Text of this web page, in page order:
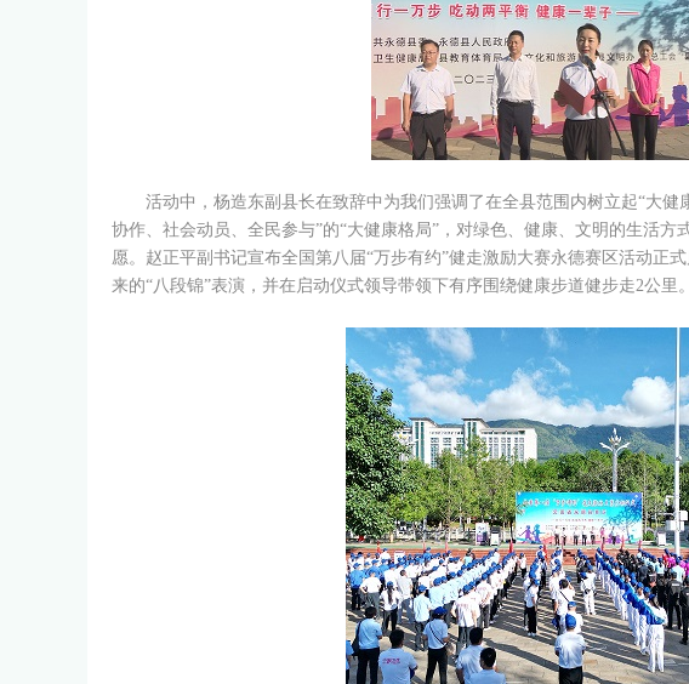
活动中，杨造东副县长在致辞中为我们强调了在全县范围内树立起“大健
协作、社会动员、全民参与”的“大健康格局”，对绿色、健康、文明的生活
愿。赵正平副书记宣布全国第八届“万步有约”健走激励大赛永德赛区活动正
来的“八段锦”表演，并在启动仪式领导带领下有序围绕健康步道健步走2公里。